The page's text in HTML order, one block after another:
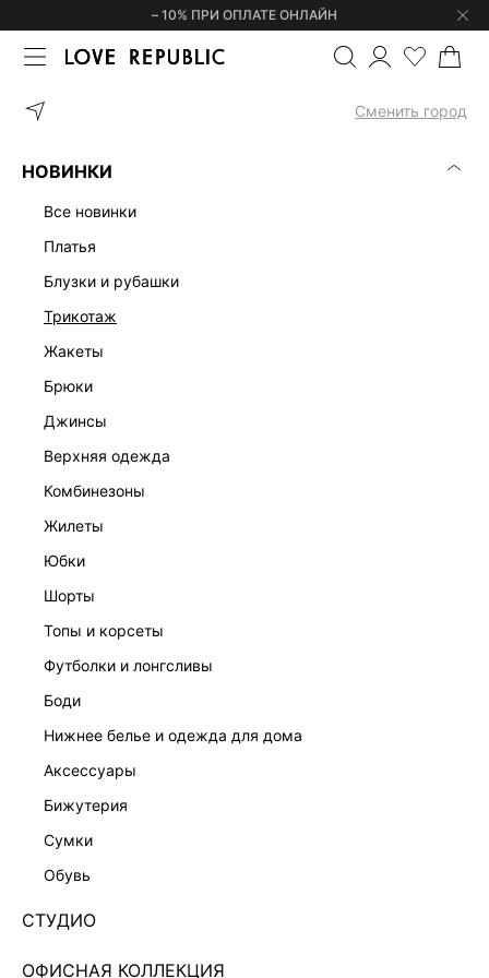
– 10% ПРИ ОПЛАТЕ ОНЛАЙН
Сменить город
НОВИНКИ
все новинки
платья
блузки и рубашки
трикотаж
жакеты
брюки
джинсы
верхняя одежда
комбинезоны
жилеты
юбки
шорты
топы и корсеты
футболки и лонгсливы
боди
нижнее белье и одежда для дома
аксессуары
бижутерия
сумки
обувь
СТУДИО
ОФИСНАЯ КОЛЛЕКЦИЯ
ГЛАВНАЯ ТОП ИЗ ВИСКОЗЫ С
Нет в наличии
ЦВЕТ:БЕЛЫЙ